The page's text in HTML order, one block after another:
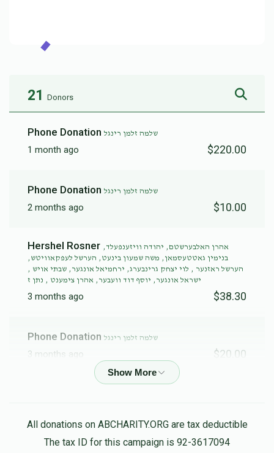
21 Donors
Phone Donation שלמה זלמן רינגל
1 month ago $220.00
Phone Donation שלמה זלמן רינגל
2 months ago $10.00
Hershel Rosner אהרן האלבערשטם, יהודה וויזענפעלד,
בנימין גאטטעסמאן, משה שמעון בינעט, הערשל לעפקאוויטש,
הערשל ראזנער , לוי יצחק גרינבערג, ירחמיאל אונגער, שבתי אויש ,
ישראל אונגער, יוסף דוד וועבער, אהרן צימענט , נתן ז
3 months ago $38.30
Phone Donation שלמה זלמן רינגל
3 months ago $20.00
All donations on ABCHARITY.ORG are tax deductible
The tax ID for this campaign is 92-3617094